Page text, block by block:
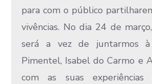
para com o público
vivências. No dia 24 de
será a vez de juntarmos
Pimentel, Isabel do Carmo e
com as suas experiências